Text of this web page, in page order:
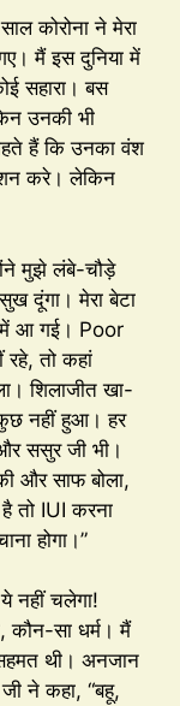
कोरोना ने मेरा
मैं इस दुनिया में
सहारा। बस
उनकी भी
हैं कि उनका वंश
करे। लेकिन
मुझे लंबे-चौड़े
दूंगा। मेरा बेटा
में आ गई। Poor
तो कहां
शिलाजीत खा-
नहीं हुआ। हर
ससुर जी भी।
और साफ बोला,
तो IUI करना
होगा।”
नहीं चलेगा!
कौन-सा धर्म। मैं
सहमत थी। अनजान
ने कहा, “बहू,